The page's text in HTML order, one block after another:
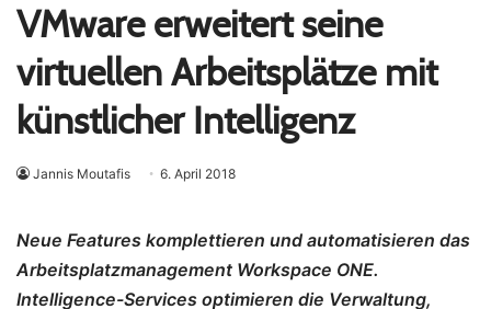
VMware erweitert seine
virtuellen Arbeitsplätze mit
künstlicher Intelligenz
Jannis Moutafis 6. April 2018
Neue Features komplettieren und automatisieren das
Arbeitsplatzmanagement Workspace ONE.
Intelligence-Services optimieren die Verwaltung,